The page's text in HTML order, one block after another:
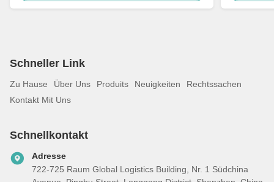
Schneller Link
Zu Hause Über Uns Produits Neuigkeiten
Rechtssachen
Kontakt Mit Uns
Schnellkontakt
Adresse
722-725 Raum Global Logistics Building, Nr. 1 Südchina